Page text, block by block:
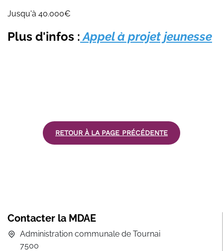
Jusqu'à 40.000€
Plus d'infos :Appel à projet jeunesse
RETOUR À LA PAGE PRÉCÉDENTE
Contacter la MDAE
Administration communale de Tournai
7500